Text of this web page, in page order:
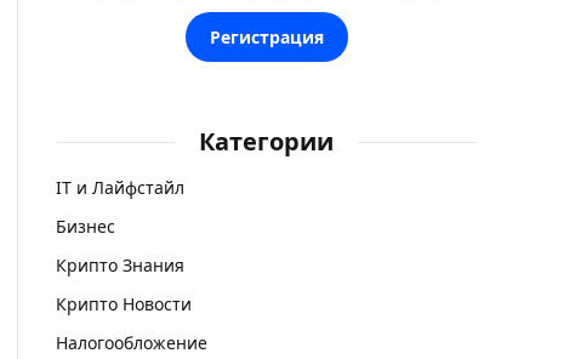
Регистрация
Категории
IT и Лайфстайл
Бизнес
Крипто Знания
Крипто Новости
Налогообложение